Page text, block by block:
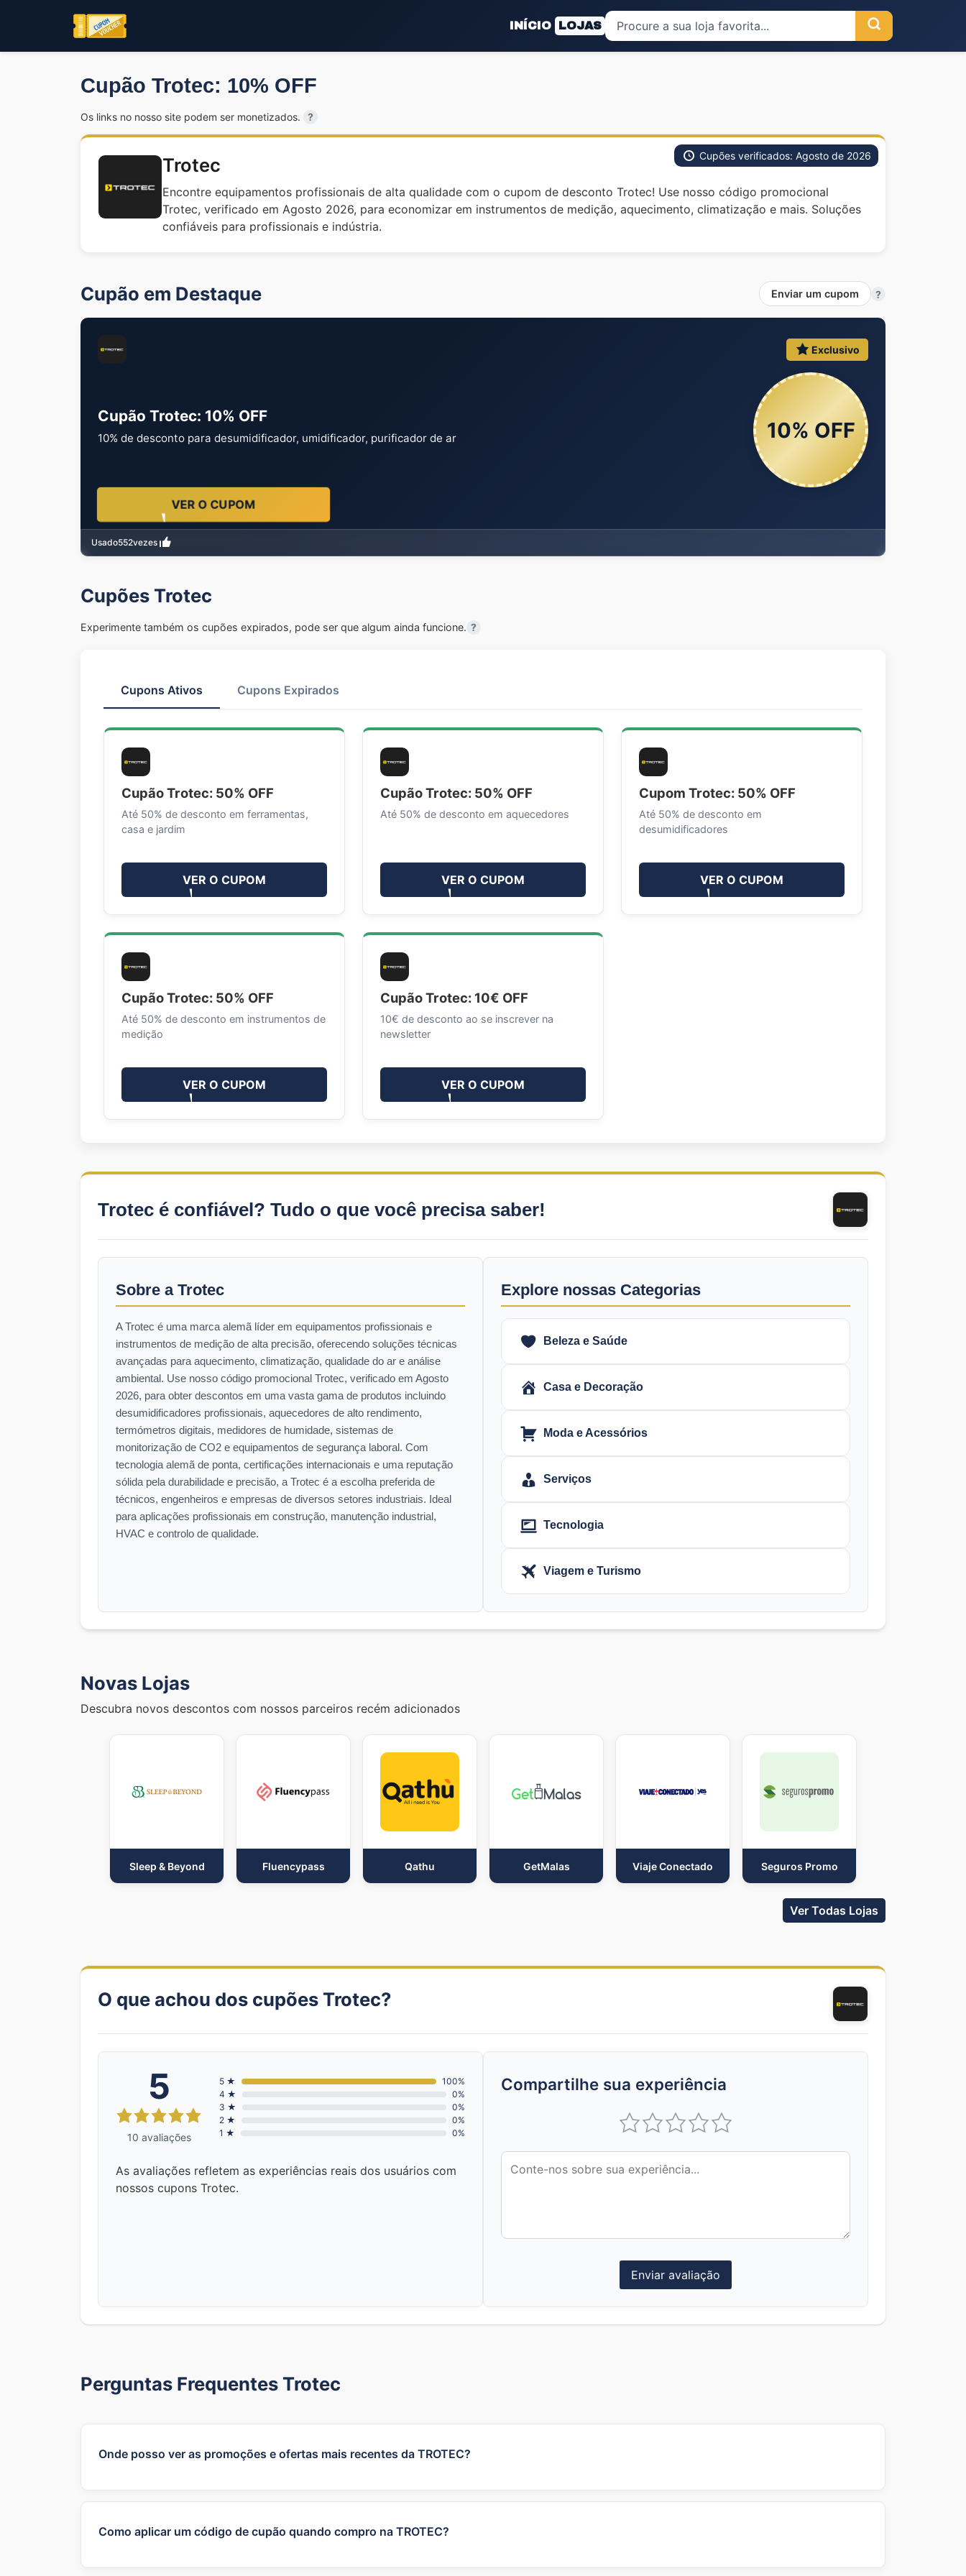
INÍCIO LOJAS
Cupão Trotec: 10% OFF
Os links no nosso site podem ser monetizados. ?
Trotec Cupões verificados: Agosto de 2026
Encontre equipamentos profissionais de alta qualidade com o cupom de desconto Trotec! Use nosso código promocional
Trotec, verificado em Agosto 2026, para economizar em instrumentos de medição, aquecimento, climatização e mais. Soluções
confiáveis para profissionais e indústria.
Cupão em Destaque Enviar um cupom ?
Exclusivo
Cupão Trotec: 10% OFF
10% de desconto para desumidificador, umidificador, purificador de ar 10% OFF
VER O CUPOM
Usado552vezes
Cupões Trotec
Experimente também os cupões expirados, pode ser que algum ainda funcione. ?
Cupons Ativos Cupons Expirados
Cupão Trotec: 50% OFF
Até 50% de desconto em ferramentas,
casa e jardim
VER O CUPOM
Cupão Trotec: 50% OFF
Até 50% de desconto em aquecedores
VER O CUPOM
Cupom Trotec: 50% OFF
Até 50% de desconto em
desumidificadores
VER O CUPOM
Cupão Trotec: 50% OFF
Até 50% de desconto em instrumentos de
medição
VER O CUPOM
Cupão Trotec: 10€ OFF
10€ de desconto ao se inscrever na
newsletter
VER O CUPOM
Trotec é confiável? Tudo o que você precisa saber!
Sobre a Trotec
A Trotec é uma marca alemã líder em equipamentos profissionais e
instrumentos de medição de alta precisão, oferecendo soluções técnicas
avançadas para aquecimento, climatização, qualidade do ar e análise
ambiental. Use nosso código promocional Trotec, verificado em Agosto
2026, para obter descontos em uma vasta gama de produtos incluindo
desumidificadores profissionais, aquecedores de alto rendimento,
termómetros digitais, medidores de humidade, sistemas de
monitorização de CO2 e equipamentos de segurança laboral. Com
tecnologia alemã de ponta, certificações internacionais e uma reputação
sólida pela durabilidade e precisão, a Trotec é a escolha preferida de
técnicos, engenheiros e empresas de diversos setores industriais. Ideal
para aplicações profissionais em construção, manutenção industrial,
HVAC e controlo de qualidade.
Explore nossas Categorias
Beleza e Saúde
Casa e Decoração
Moda e Acessórios
Serviços
Tecnologia
Viagem e Turismo
Novas Lojas
Descubra novos descontos com nossos parceiros recém adicionados
Sleep & Beyond Fluencypass Qathu GetMalas Viaje Conectado Seguros Promo
Ver Todas Lojas
O que achou dos cupões Trotec?
5
10 avaliações
5 ★
100%
4 ★
0%
3 ★
0%
2 ★
0%
1 ★
0%
As avaliações refletem as experiências reais dos usuários com
nossos cupons Trotec.
Compartilhe sua experiência
Enviar avaliação
Perguntas Frequentes Trotec
Onde posso ver as promoções e ofertas mais recentes da TROTEC?
tempo limitado. Também recomendamos sempre consultar no CupomVoucher, pode encontrar códigos promocionais ou ofertas exclusivas
Como aplicar um código de cupão quando compro na TROTEC?